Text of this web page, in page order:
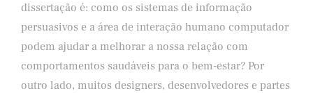
dissertação é: como os sistemas de informação
persuasivos e a área de interação humano computador
podem ajudar a melhorar a nossa relação com
comportamentos saudáveis para o bem-estar? Por
outro lado, muitos designers, desenvolvedores e partes